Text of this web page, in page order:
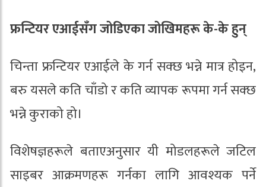
फ्रन्टियर एआईसँग जोडिएका जोखिमहरू के-के हुन्
चिन्ता फ्रन्टियर एआईले के गर्न सक्छ भन्ने मात्र होइन,
बरु यसले कति चाँडो र कति व्यापक रूपमा गर्न सक्छ
भन्ने कुराको हो।
विशेषज्ञहरूले बताएअनुसार यी मोडलहरूले जटिल
साइबर आक्रमणहरू गर्नका लागि आवश्यक पर्ने